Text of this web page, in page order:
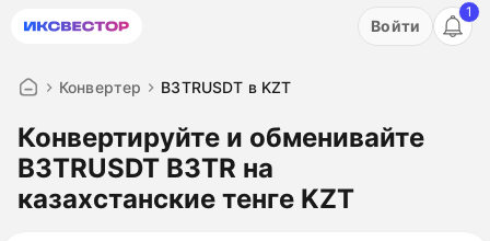
Акция: бесплатный пробный период на 3 дня!
Войти
1
Конвертер B3TRUSDT в KZT
Конвертируйте и обменивайте
B3TRUSDT B3TR на
казахстанские тенге KZT